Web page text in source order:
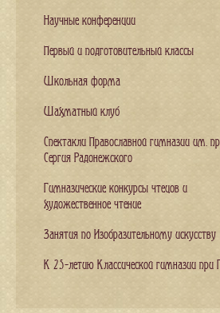
Научные конференции
Первый и подготовительный классы
Школьная форма
Шахматный клуб
Спектакли Православной гимназии им.
Сергия Радонежского
Гимназические конкурсы чтецов и
художественное чтение
Занятия по Изобразительному искусству
К 25-летию Классической гимназии при